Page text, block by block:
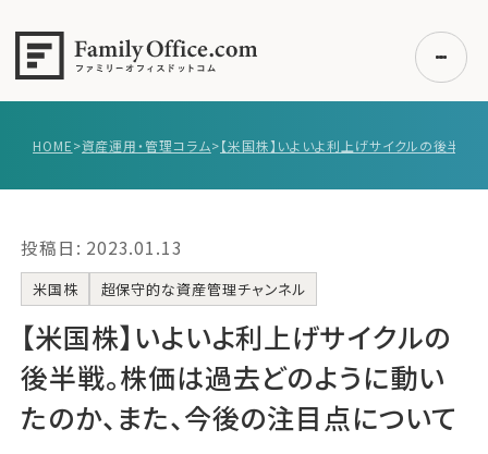
事例紹介
エキスパート一覧
無料講座
コラム
利用者の声
HOME>資産運用・管理コラム>
投稿日: 2023.01.13
米国株 超保守的な資産管理チャンネル
【米国株】いよいよ利上げサイクルの
後半戦。株価は過去どのように動い
たのか、また、今後の注目点について